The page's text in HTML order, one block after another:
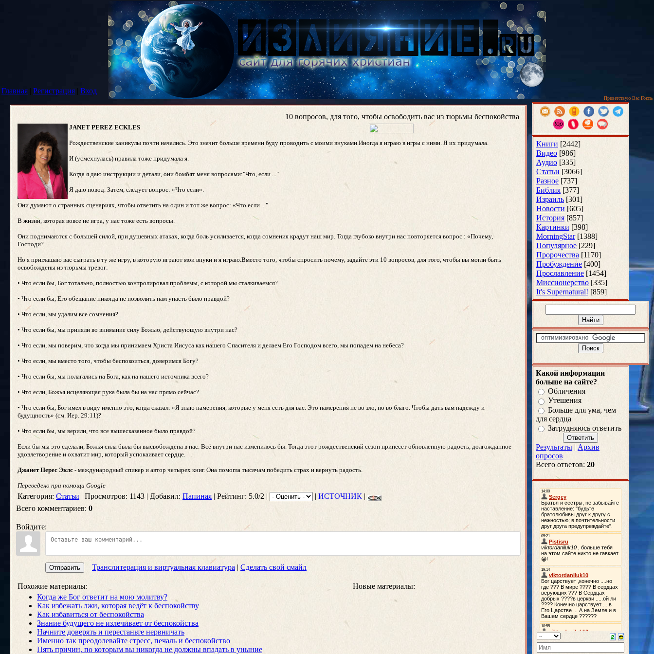
Главная | Регистрация | Вход
Приветствую Вас Гость
10 вопросов, для того, чтобы освободить вас из тюрьмы беспокойства
JANET PEREZ ECKLES
Рождественские каникулы почти начались. Это значит больше времени буду проводить с моими внуками.Иногда я играю в игры с ними. Я их придумала.
И (усмехнулась) правила тоже придумала я.
Когда я даю инструкции и детали, они бомбят меня вопросами:"Что, если ..."
Я даю повод. Затем, следует вопрос: «Что если».
Они думают о странных сценариях, чтобы ответить на один и тот же вопрос: «Что если ..."
В жизни, которая вовсе не игра, у нас тоже есть вопросы.
Они поднимаются с большей силой, при душевных атаках, когда боль усиливается, когда сомнения крадут наш мир. Тогда глубоко внутри нас повторяется вопрос : «Почему,
Господи?
Но я приглашаю вас сыграть в ту же игру, в которую играют мои внуки и я играю.Вместо того, чтобы спросить почему, задайте эти 10 вопросов, для того, чтобы вы могли быть
освобождены из тюрьмы тревог:
• Что если бы, Бог тотально, полностью контролировал проблемы, с которой мы сталкиваемся?
• Что если бы, Его обещание никогда не позволить нам упасть было правдой?
• Что если, мы удалим все сомнения?
• Что если бы, мы приняли во внимание силу Божью, действующую внутри нас?
• Что если, мы поверим, что когда мы принимаем Христа Иисуса как нашего Спасителя и делаем Его Господом всего, мы попадем на небеса?
• Что если, мы вместо того, чтобы беспокоиться, доверимся Богу?
• Что если бы, мы полагались на Бога, как на нашего источника всего?
• Что если, Божья исцеляющая рука была бы на нас прямо сейчас?
• Что если бы, Бог имел в виду именно это, когда сказал: «Я знаю намерения, которые у меня есть для вас. Это намерения не во зло, но во благо. Чтобы дать вам надежду и
будущность» (см. Иер. 29:11)?
• Что если бы, мы верили, что все вышесказанное было правдой?
Если бы мы это сделали, Божья сила была бы высвобождена в нас. Всё внутри нас изменилось бы. Тогда этот рождественский сезон принесет обновленную радость, долгожданное
удовлетворение и охватит мир, который успокаивает сердце.
Джанет Перес Эклс - международный спикер и автор четырех книг. Она помогла тысячам победить страх и вернуть радость.
Переведено при помощи Google
Категория: Статьи | Просмотров: 1143 | Добавил: Папиная | Рейтинг: 5.0/2 | | ИСТОЧНИК |
Всего комментариев: 0
Войдите:
Отправить Транслитерация и виртуальная клавиатура | Сделать свой смайл
Похожие материалы:
Новые материалы:
Когда же Бог ответит на мою молитву?
Как избежать лжи, которая ведёт к беспокойству
Как избавиться от беспокойства
Знание будущего не излечивает от беспокойства
Начните доверять и перестаньте нервничать
Именно так преодолевайте стресс, печаль и беспокойство
Пять причин, по которым вы никогда не должны впадать в уныние
Книги [2442]
Видео [986]
Аудио [335]
Статьи [3066]
Разное [737]
Библия [377]
Израиль [301]
Новости [605]
История [857]
Картинки [398]
MorningStar [1388]
Популярное [229]
Пророчества [1170]
Пробуждение [400]
Прославление [1454]
Миссионерство [335]
It's Supernatural! [859]
Какой информации
больше на сайте?
Обличения
Утешения
Больше для ума, чем
для сердца
Затрудняюсь ответить
Результаты | Архив
опросов
Всего ответов: 20